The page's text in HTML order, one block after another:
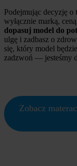
Podejmując decyzję o
wyłącznie marką,
dopasuj model do
ulgę i zadbasz o
się, który model
zadzwoń — jesteśmy
Zobacz